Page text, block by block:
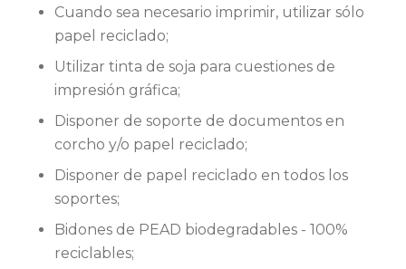
Cuando sea necesario imprimir, utilizar sólo
papel reciclado;
Utilizar tinta de soja para cuestiones de
impresión gráfica;
Disponer de soporte de documentos en
corcho y/o papel reciclado;
Disponer de papel reciclado en todos los
soportes;
Bidones de PEAD biodegradables - 100%
reciclables;